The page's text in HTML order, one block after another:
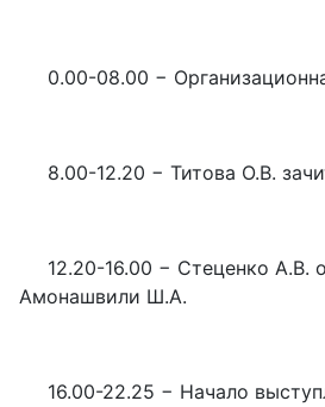
0.00-08.00 −
8.00-12.20 − Титова О.В.
12.20-16.00 − Стеценко А.В.
Амонашвили Ш.А.
16.00-22.25 − Начало